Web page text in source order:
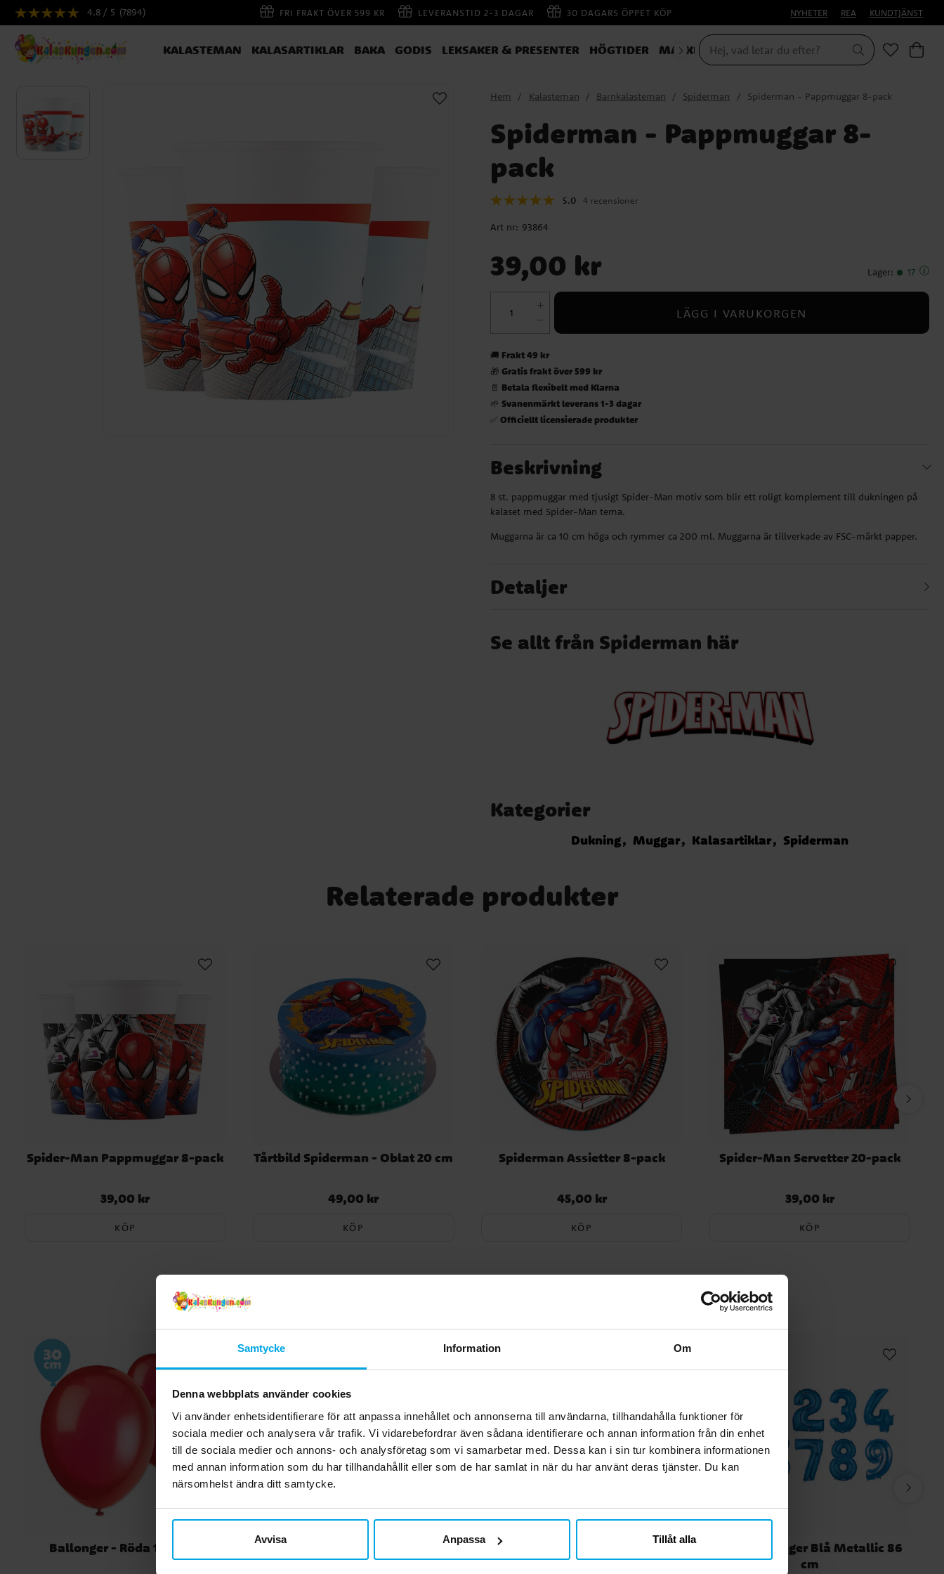
Samtycke Information Om
Denna webbplats använder cookies
Vi använder enhetsidentifierare för att anpassa innehållet och annonserna till användarna, tillhandahålla funktioner för
sociala medier och analysera vår trafik. Vi vidarebefordrar även sådana identifierare och annan information från din enhet
till de sociala medier och annons- och analysföretag som vi samarbetar med. Dessa kan i sin tur kombinera informationen
med annan information som du har tillhandahållit eller som de har samlat in när du har använt deras tjänster. Du kan
närsomhelst ändra ditt samtycke.
Avvisa Anpassa Tillåt alla
4.8 / 5 (7894) FRI FRAKT ÖVER 599 KR LEVERANSTID 2-3 DAGAR 30 DAGARS ÖPPET KÖP NYHETER REA KUNDTJÄNST
KALASTEMAN KALASARTIKLAR BAKA GODIS LEKSAKER & PRESENTER HÖGTIDER MASKERAD
Hem Kalasteman Barnkalasteman Spiderman Spiderman - Pappmuggar 8-pack
Spiderman - Pappmuggar 8-
pack
5.0 4 recensioner
Art nr: 93864
39,00 kr Lager: 17
LÄGG I VARUKORGEN
🚚 Frakt 49 kr
🎁Gratis frakt över 599 kr
📄 Betala flexibelt med Klarna
🌱Svanenmärkt leverans 1-3 dagar
✅Officiellt licensierade produkter
Beskrivning
8 st. pappmuggar med tjusigt Spider-Man motiv som blir ett roligt komplement till dukningen på
kalaset med Spider-Man tema.
Muggarna är ca 10 cm höga och rymmer ca 200 ml. Muggarna är tillverkade av FSC-märkt papper.
Detaljer
Se allt från Spiderman här
Kategorier
Dukning Muggar Kalasartiklar Spiderman
Relaterade produkter
Spider-Man Pappmuggar 8-pack
Pris:39,00 kr
39,00 kr
KÖP
Tårtbild Spiderman - Oblat 20 cm
Pris:49,00 kr
49,00 kr
KÖP
Spiderman Assietter 8-pack
Pris:45,00 kr
45,00 kr
KÖP
Spider-Man Servetter 20-pack
Pris:39,00 kr
39,00 kr
KÖP
Andra köpte även
Ballonger - Röda 10-pack Pirates Island - Tallrikar 8-pack Harry Potter - Ballonger 8-pack
Sifferballonger Blå Metallic 86
cm